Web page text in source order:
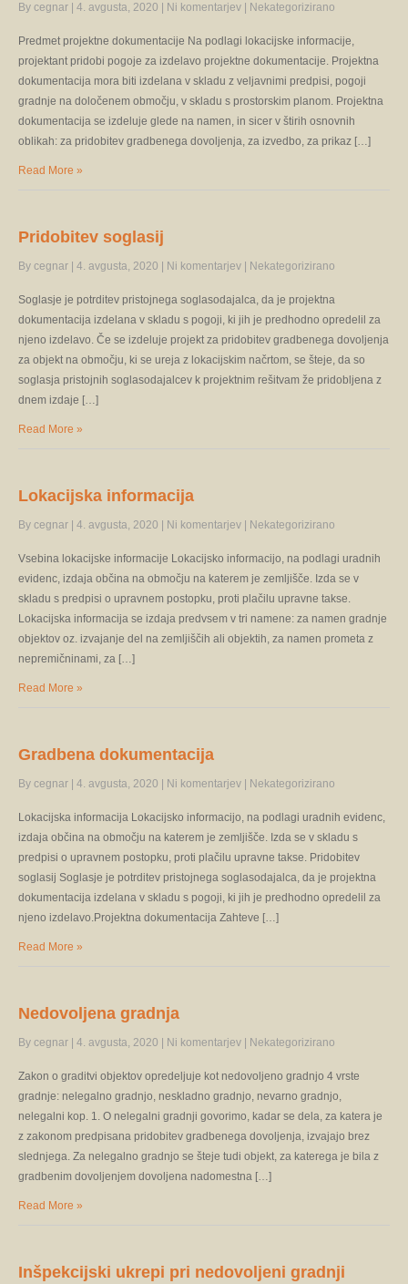
By cegnar 4. avgusta, 2020 Ni komentarjev Nekategorizirano
Predmet projektne dokumentacije Na podlagi lokacijske informacije,
projektant pridobi pogoje za izdelavo projektne dokumentacije. Projektna
dokumentacija mora biti izdelana v skladu z veljavnimi predpisi, pogoji
gradnje na določenem območju, v skladu s prostorskim planom. Projektna
dokumentacija se izdeluje glede na namen, in sicer v štirih osnovnih
oblikah: za pridobitev gradbenega dovoljenja, za izvedbo, za prikaz […]
Read More »
Pridobitev soglasij
By cegnar 4. avgusta, 2020 Ni komentarjev Nekategorizirano
Soglasje je potrditev pristojnega soglasodajalca, da je projektna
dokumentacija izdelana v skladu s pogoji, ki jih je predhodno opredelil za
njeno izdelavo. Če se izdeluje projekt za pridobitev gradbenega dovoljenja
za objekt na območju, ki se ureja z lokacijskim načrtom, se šteje, da so
soglasja pristojnih soglasodajalcev k projektnim rešitvam že pridobljena z
dnem izdaje […]
Read More »
Lokacijska informacija
By cegnar 4. avgusta, 2020 Ni komentarjev Nekategorizirano
Vsebina lokacijske informacije Lokacijsko informacijo, na podlagi uradnih
evidenc, izdaja občina na območju na katerem je zemljišče. Izda se v
skladu s predpisi o upravnem postopku, proti plačilu upravne takse.
Lokacijska informacija se izdaja predvsem v tri namene: za namen gradnje
objektov oz. izvajanje del na zemljiščih ali objektih, za namen prometa z
nepremičninami, za […]
Read More »
Gradbena dokumentacija
By cegnar 4. avgusta, 2020 Ni komentarjev Nekategorizirano
Lokacijska informacija Lokacijsko informacijo, na podlagi uradnih evidenc,
izdaja občina na območju na katerem je zemljišče. Izda se v skladu s
predpisi o upravnem postopku, proti plačilu upravne takse. Pridobitev
soglasij Soglasje je potrditev pristojnega soglasodajalca, da je projektna
dokumentacija izdelana v skladu s pogoji, ki jih je predhodno opredelil za
njeno izdelavo.Projektna dokumentacija Zahteve […]
Read More »
Nedovoljena gradnja
By cegnar 4. avgusta, 2020 Ni komentarjev Nekategorizirano
Zakon o graditvi objektov opredeljuje kot nedovoljeno gradnjo 4 vrste
gradnje: nelegalno gradnjo, neskladno gradnjo, nevarno gradnjo,
nelegalni kop. 1. O nelegalni gradnji govorimo, kadar se dela, za katera je
z zakonom predpisana pridobitev gradbenega dovoljenja, izvajajo brez
slednjega. Za nelegalno gradnjo se šteje tudi objekt, za katerega je bila z
gradbenim dovoljenjem dovoljena nadomestna […]
Read More »
Inšpekcijski ukrepi pri nedovoljeni gradnji